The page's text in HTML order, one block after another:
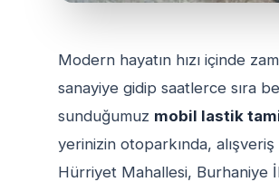
Modern hayatın hızı içinde
sanayiye gidip saatlerce sıra
sunduğumuz mobil lastik
yerinizin otoparkında,
Hürriyet Mahallesi, Burhaniye